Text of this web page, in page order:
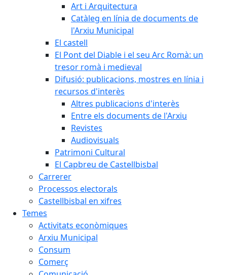
Art i Arquitectura
Catàleg en línia de documents de
l'Arxiu Municipal
El castell
El Pont del Diable i el seu Arc Romà: un
tresor romà i medieval
Difusió: publicacions, mostres en línia i
recursos d'interès
Altres publicacions d'interès
Entre els documents de l'Arxiu
Revistes
Audiovisuals
Patrimoni Cultural
El Capbreu de Castellbisbal
Carrerer
Processos electorals
Castellbisbal en xifres
Temes
Activitats econòmiques
Arxiu Municipal
Consum
Comerç